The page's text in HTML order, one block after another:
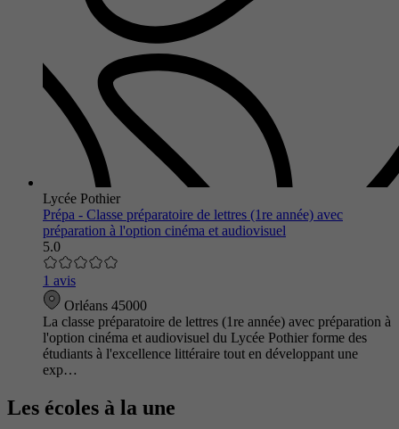
Lycée Pothier
Prépa - Classe préparatoire de lettres (1re année) avec
préparation à l'option cinéma et audiovisuel
5.0
1 avis
Orléans 45000
La classe préparatoire de lettres (1re année) avec préparation à
l'option cinéma et audiovisuel du Lycée Pothier forme des
étudiants à l'excellence littéraire tout en développant une
exp…
Les écoles à la une